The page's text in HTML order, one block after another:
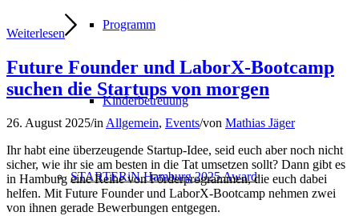
Programm
Kinderbetreuung
STARTERiN Hamburg 2025 Award
Weiterlesen
Future Founder und LaborX-Bootcamp
suchen die Startups von morgen
26. August 2025/in Allgemein, Events/von Mathias Jäger
Ihr habt eine überzeugende Startup-Idee, seid euch aber noch nicht
sicher, wie ihr sie am besten in die Tat umsetzen sollt? Dann gibt es
in Hamburg eine Reihe von Förderprogrammen, die euch dabei
helfen. Mit Future Founder und LaborX-Bootcamp nehmen zwei
von ihnen gerade Bewerbungen entgegen.